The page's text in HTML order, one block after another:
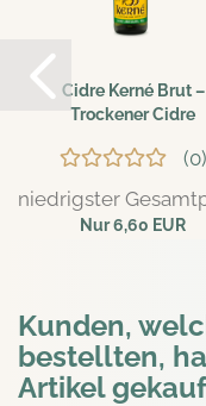
Cidre Kerné Brut –
Trockener Cidre
0
niedrigster
Nur 6,60 EUR
Kunden,
bestellten,
Artikel